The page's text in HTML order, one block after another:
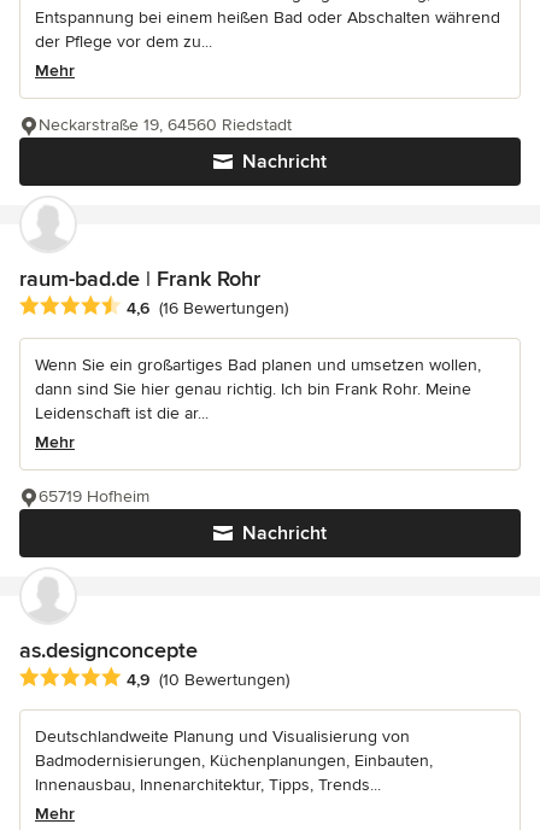
Entspannung bei einem heißen Bad oder Abschalten während
der Pflege vor dem zu...
Mehr
Nachricht
Neckarstraße 19, 64560 Riedstadt
raum-bad.de | Frank Rohr
Durchschnittliche Bewertung: 4.6 von 5 Sternen
4,6 (16 Bewertungen)
Wenn Sie ein großartiges Bad planen und umsetzen wollen,
dann sind Sie hier genau richtig. Ich bin Frank Rohr. Meine
Leidenschaft ist die ar...
Mehr
Nachricht
65719 Hofheim
as.designconcepte
Durchschnittliche Bewertung: 4.9 von 5 Sternen
4,9 (10 Bewertungen)
Deutschlandweite Planung und Visualisierung von
Badmodernisierungen, Küchenplanungen, Einbauten,
Innenausbau, Innenarchitektur, Tipps, Trends...
Mehr